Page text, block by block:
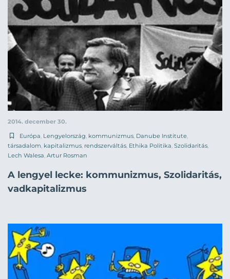
2014. december 30.
Európa, Lengyelország, kommunizmus, Danube Institute,
társadalom, kapitalizmus, rendszerváltás, Ethika Politika, Szolidaritás,
Lech Walesa, Artur Rosman
A lengyel lecke: kommunizmus, Szolidaritás,
vadkapitalizmus